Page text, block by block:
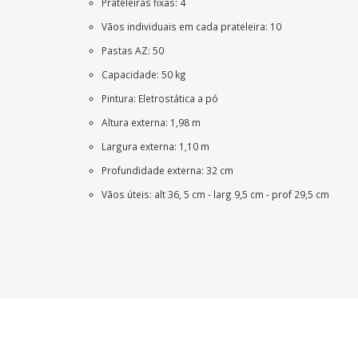
Vãos individuais em cada prateleira: 10
Pastas AZ: 50
Capacidade: 50 kg
Pintura: Eletrostática a pó
Altura externa: 1,98 m
Largura externa: 1,10 m
Profundidade externa: 32 cm
Vãos úteis: alt 36, 5 cm - larg 9,5 cm - prof 29,5 cm